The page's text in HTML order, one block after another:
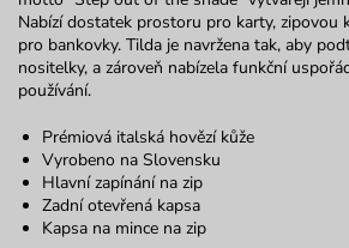
Nabízí dostatek prostoru pro karty, zipovou
pro bankovky. Tilda je navržena tak, aby
nositelky, a zároveň nabízela funkční
používání.
Prémiová italská hovězí kůže
Vyrobeno na Slovensku
Hlavní zapínání na zip
Zadní otevřená kapsa
Kapsa na mince na zip